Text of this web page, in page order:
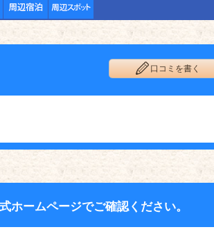
口コミを書く
ホームページでご確認ください。